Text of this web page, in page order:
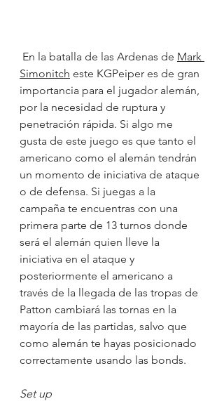
En la batalla de las Ardenas de Mark
Simonitch este KGPeiper es de gran
importancia para el jugador alemán,
por la necesidad de ruptura y
penetración rápida. Si algo me
gusta de este juego es que tanto el
americano como el alemán tendrán
un momento de iniciativa de ataque
o de defensa. Si juegas a la
campaña te encuentras con una
primera parte de 13 turnos donde
será el alemán quien lleve la
iniciativa en el ataque y
posteriormente el americano a
través de la llegada de las tropas de
Patton cambiará las tornas en la
mayoría de las partidas, salvo que
como alemán te hayas posicionado
correctamente usando las bonds.
Set up